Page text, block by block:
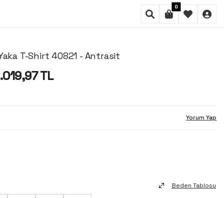
0
T-Shirt 40821 - Antrasit
TL
Yorum Yap
Beden Tablosu